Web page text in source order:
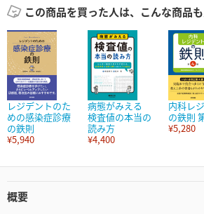
この商品を買った人は、こんな商品も
レジデントのた
めの感染症診療
の鉄則
¥5,940
病態がみえる
検査値の本当の
読み方
¥4,400
内科レ
の鉄則
¥5,280
概要